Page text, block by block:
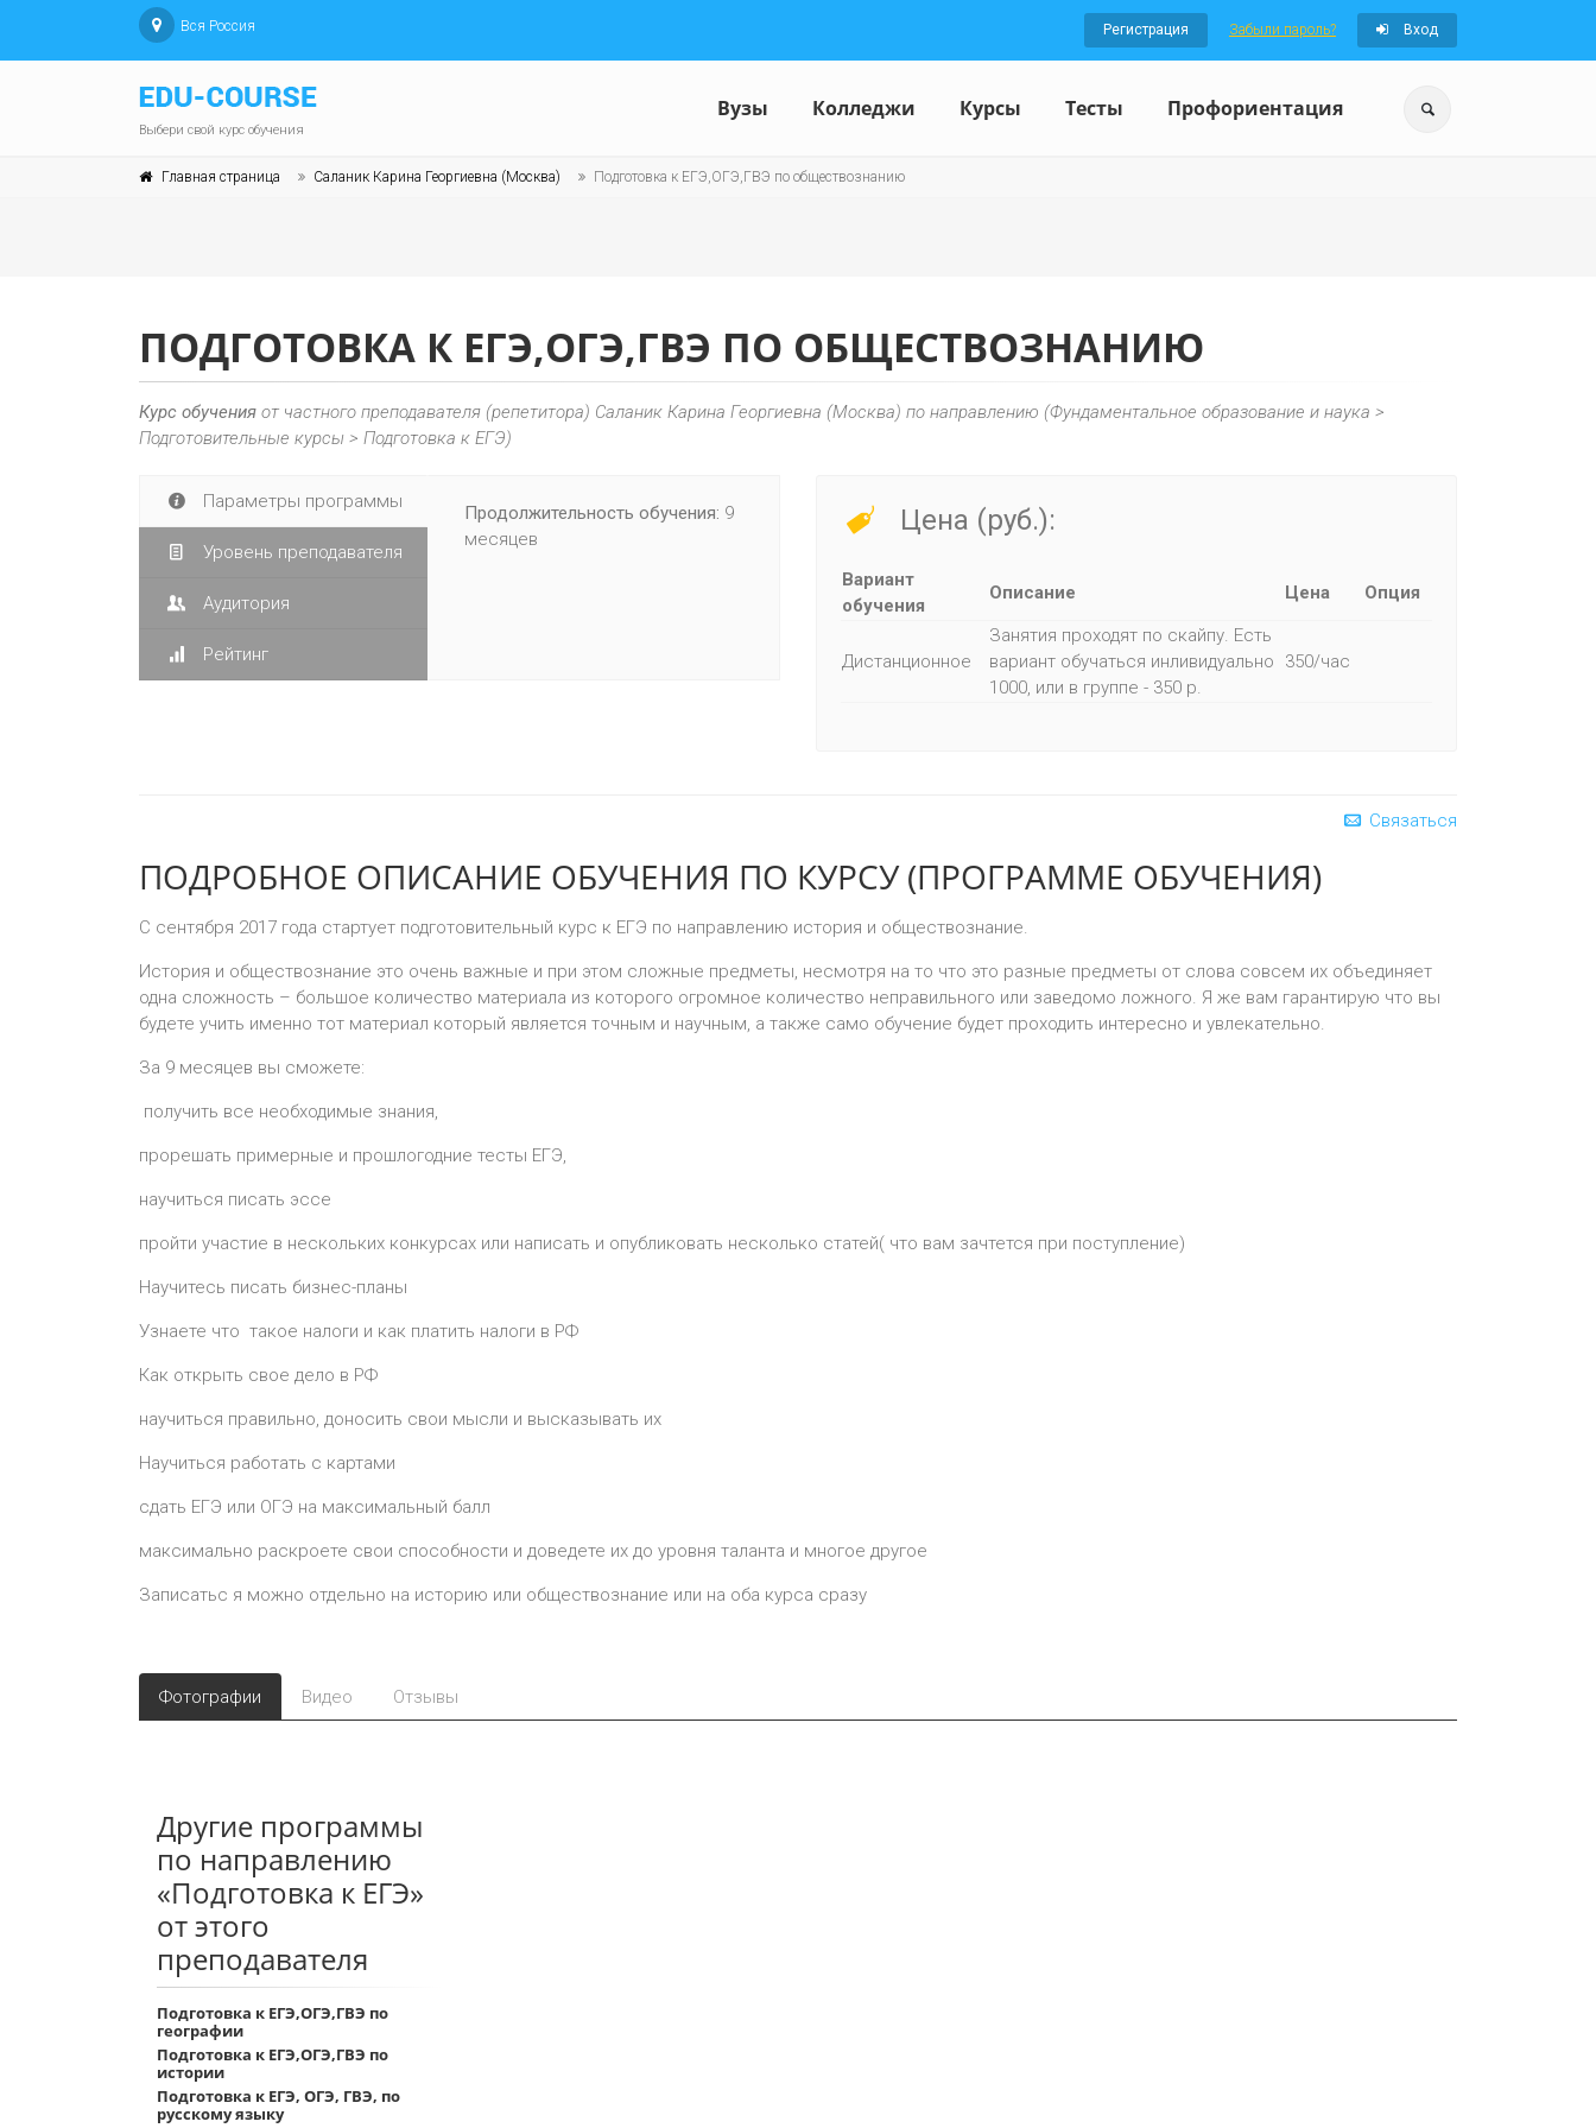
Вся Россия Регистрация Забыли пароль? Вход
Выбери свой курс обучения
Вузы Колледжи Курсы Тесты Профориентация
Главная страница Саланик Карина Георгиевна (Москва) Подготовка к ЕГЭ,ОГЭ,ГВЭ по обществознанию
ПОДГОТОВКА К ЕГЭ,ОГЭ,ГВЭ ПО ОБЩЕСТВОЗНАНИЮ
Курс обучения от частного преподавателя (репетитора) Саланик Карина Георгиевна (Москва) по направлению (Фундаментальное образование и наука >
Подготовительные курсы > Подготовка к ЕГЭ)
Параметры программы
Уровень преподавателя
Аудитория
Рейтинг
Продолжительность обучения: 9
месяцев
Цена (руб.):
Вариант
обучения
Описание Цена Опция
Дистанционное
Занятия проходят по скайпу. Есть
вариант обучаться инливидуально
1000, или в группе - 350 р.
350/час
Связаться
ПОДРОБНОЕ ОПИСАНИЕ ОБУЧЕНИЯ ПО КУРСУ (ПРОГРАММЕ ОБУЧЕНИЯ)
С сентября 2017 года стартует подготовительный курс к ЕГЭ по направлению история и обществознание.
История и обществознание это очень важные и при этом сложные предметы, несмотря на то что это разные предметы от слова совсем их объединяет
одна сложность – большое количество материала из которого огромное количество неправильного или заведомо ложного. Я же вам гарантирую что вы
будете учить именно тот материал который является точным и научным, а также само обучение будет проходить интересно и увлекательно.
За 9 месяцев вы сможете:
получить все необходимые знания,
прорешать примерные и прошлогодние тесты ЕГЭ,
научиться писать эссе
пройти участие в нескольких конкурсах или написать и опубликовать несколько статей( что вам зачтется при поступление)
Научитесь писать бизнес-планы
Узнаете что такое налоги и как платить налоги в РФ
Как открыть свое дело в РФ
научиться правильно, доносить свои мысли и высказывать их
Научиться работать с картами
сдать ЕГЭ или ОГЭ на максимальный балл
максимально раскроете свои способности и доведете их до уровня таланта и многое другое
Записатьс я можно отдельно на историю или обществознание или на оба курса сразу
Фотографии Видео Отзывы
Другие программы
по направлению
«Подготовка к ЕГЭ»
от этого
преподавателя
Подготовка к ЕГЭ,ОГЭ,ГВЭ по
географии
Подготовка к ЕГЭ,ОГЭ,ГВЭ по
истории
Подготовка к ЕГЭ, ОГЭ, ГВЭ, по
русскому языку